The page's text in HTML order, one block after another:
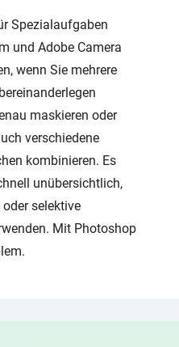
Spezialaufgaben
und Adobe Camera
wenn Sie mehrere
maskieren oder
verschiedene
kombinieren. Es
unübersichtlich,
selektive
Mit Photoshop